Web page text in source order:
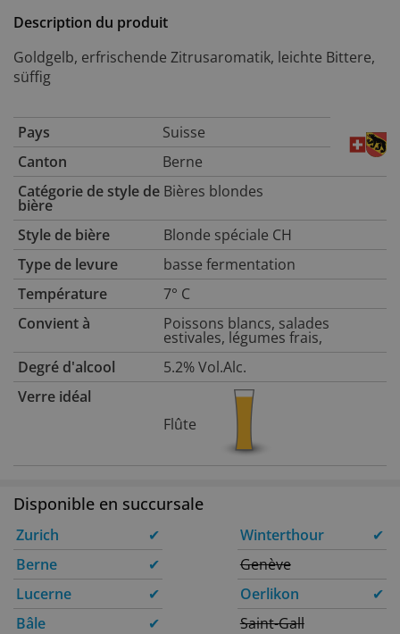
Description du produit
Goldgelb, erfrischende Zitrusaromatik, leichte Bittere,
süffig
Pays
Suisse
Canton
Berne
Catégorie de style de
bière
Bières blondes
Style de bière
Blonde spéciale CH
Type de levure
basse fermentation
Température
7° C
Convient à
Poissons blancs, salades
estivales, légumes frais,
Degré d'alcool
5.2% Vol.Alc.
Verre idéal
Flûte
Disponible en succursale
Zurich
✔
Berne
✔
Lucerne
✔
Bâle
✔
Winterthour
✔
Genève
Oerlikon
✔
Saint-Gall